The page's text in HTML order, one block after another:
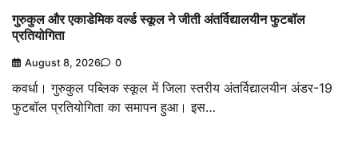
गुरुकुल और एकाडेमिक वर्ल्ड स्कूल ने जीती अंतर्विद्यालयीन फुटबॉल
प्रतियोगिता
August 8, 2026 0
कवर्धा। गुरुकुल पब्लिक स्कूल में जिला स्तरीय अंतर्विद्यालयीन अंडर-19
फुटबॉल प्रतियोगिता का समापन हुआ। इस…